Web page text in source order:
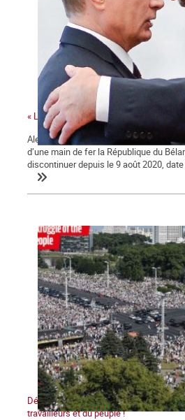
« La dictature commettra tous les
Alexandre Loukachenko, le « dernier
d’une main de fer la République du
discontinuer depuis le 9 août 2020,
Déclaration de la LIS sur la Bielorussie
travailleurs et du peuple !